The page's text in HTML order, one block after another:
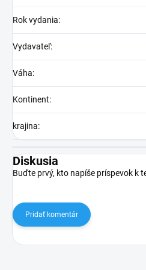
Rok vydania:
Vydavateľ:
Váha:
Kontinent:
krajina:
Diskusia
Buďte prvý, kto napíše príspevok k
Pridať komentár